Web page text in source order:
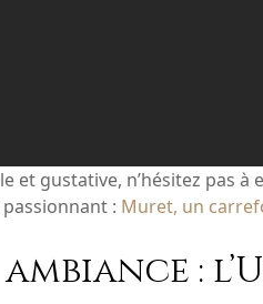
et gustative, n’hésitez pas
: Muret, un
: